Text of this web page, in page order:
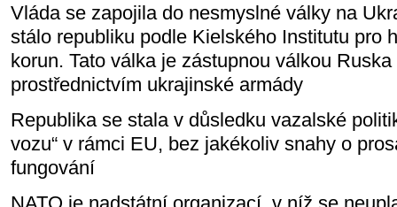
Vláda se zapojila do nesmyslné války na
stálo republiku podle Kielského Institutu pro
korun. Tato válka je zástupnou válkou
prostřednictvím ukrajinské armády
Republika se stala v důsledku vazalské
vozu“ v rámci EU, bez jakékoliv snahy o
fungování